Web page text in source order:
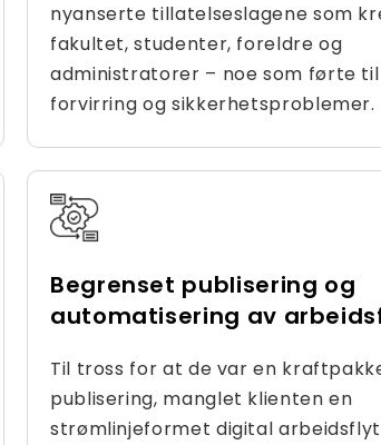
nyanserte tillatelseslagene som
fakultet, studenter, foreldre og
administratorer – noe som førte til
forvirring og sikkerhetsproblemer.
Begrenset publisering og
automatisering av
Til tross for at de var en
publisering, manglet klienten en
strømlinjeformet digital